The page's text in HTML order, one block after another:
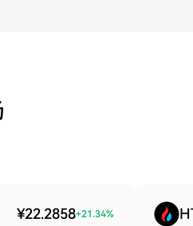
¥22.2858+21.34%